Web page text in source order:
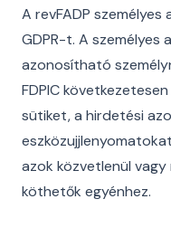
A revFADP
GDPR-t. A
azonosítható
FDPIC
sütiket, a hirdetési
azok közvetlenül
köthetők egyénhez.